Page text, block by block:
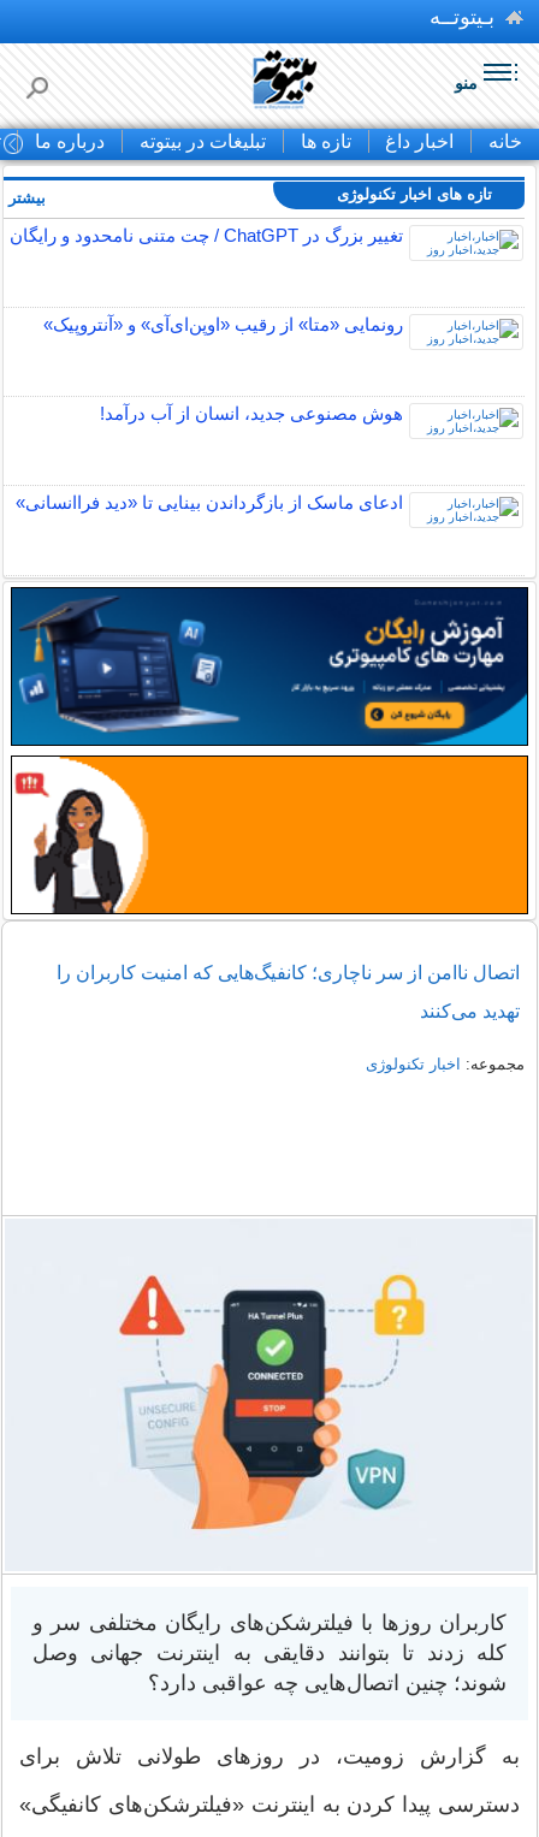
بـیتوتــه
منو
خانه اخبار داغ تازه ها تبلیغات در بیتوته درباره ما
تازه های اخبار تکنولوژی
تغییر بزرگ در ChatGPT / چت متنی نامحدود و رایگان
رونمایی «متا» از رقیب «اوپن‌ای‌آی» و «آنتروپیک»
هوش مصنوعی جدید، انسان از آب درآمد!
ادعای ماسک از بازگرداندن بینایی تا «دید فراانسانی»
بیشتر
اتصال ناامن از سر ناچاری؛ کانفیگ‌هایی که امنیت کاربران را
تهدید می‌کنند
مجموعه: اخبار تکنولوژی
کاربران روزها با فیلترشکن‌های رایگان مختلفی سر و
کله زدند تا بتوانند دقایقی به اینترنت جهانی وصل
شوند؛ چنین اتصال‌هایی چه عواقبی دارد؟
به گزارش زومیت، در روزهای طولانی تلاش برای
دسترسی پیدا کردن به اینترنت «فیلترشکن‌های کانفیگی»